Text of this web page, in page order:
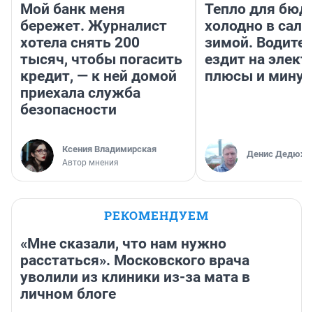
Мой банк меня
бережет. Журналист
хотела снять 200
тысяч, чтобы погасить
кредит, — к ней домой
приехала служба
безопасности
Ксения Владимирская
Автор мнения
Тепло для
холодно в
зимой.
ездит на
плюсы и
Денис
РЕКОМЕНДУЕМ
«Мне сказали, что нам нужно
расстаться». Московского врача
уволили из клиники из-за мата в
личном блоге